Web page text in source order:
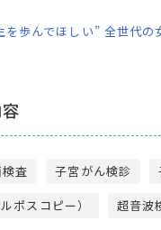
を歩んでほしい” 全世代の
査 子宮がん検診
ポスコピー）
超音波